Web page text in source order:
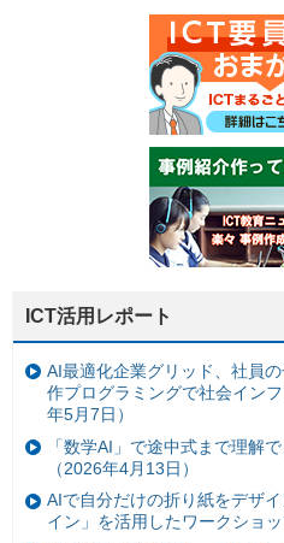
ICT活用レポート
AI最適化企業グリッド、社員
作プログラミングで社会イン
年5月7日）
「数学AI」で途中式まで理解
（2026年4月13日）
AIで自分だけの折り紙をデザ
イン」を活用したワークショ